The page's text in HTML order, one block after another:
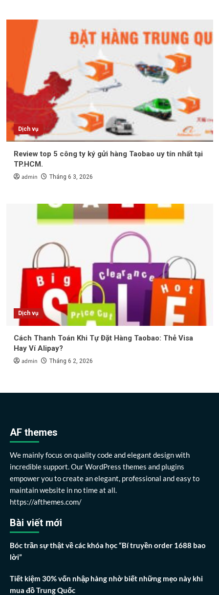
Dịch vụ
Review top 5 công ty ký gửi hàng Taobao uy tín nhất tại
TP.HCM.
admin Tháng 6 3, 2026
Dịch vụ
Cách Thanh Toán Khi Tự Đặt Hàng Taobao: Thẻ Visa
Hay Ví Alipay?
admin Tháng 6 2, 2026
AF themes
We mainly focus on quality code and elegant design with
incredible support. Our WordPress themes and plugins
empower you to create an elegant, professional and easy to
maintain website in no time at all.
https://afthemes.com/
Bài viết mới
Bóc trần sự thật về các khóa học “Bí truyền order 1688 bao
lời”
Tiết kiệm 30% vốn nhập hàng nhờ biết những mẹo này khi
mua đồ Trung Quốc